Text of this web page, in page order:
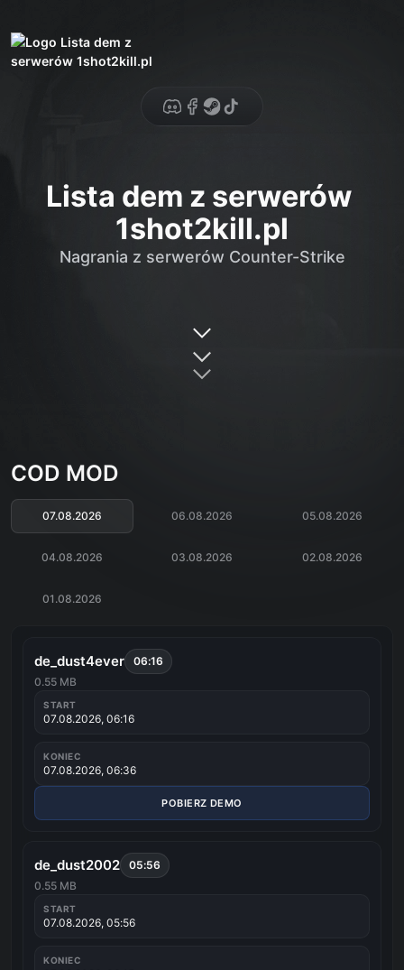
DISCORD
FACEBOOK
STEAMTIKTOK
Lista dem z serwerów
1shot2kill.pl
Nagrania z serwerów Counter-Strike
COD MOD
07.08.2026 06.08.2026 05.08.2026
04.08.2026 03.08.2026 02.08.2026
01.08.2026
de_dust4ever
06:16
0.55 MB
START
07.08.2026, 06:16
KONIEC
07.08.2026, 06:36
POBIERZ DEMO
de_dust2002
05:56
0.55 MB
START
07.08.2026, 05:56
KONIEC